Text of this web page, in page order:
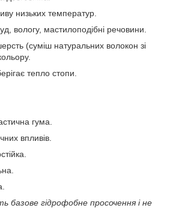
низьких температур.
вологу, мастилоподібні речовини.
(суміш натуральних волокон зі
тепло стопи.
гума.
впливів.
базове гідрофобне просочення і не